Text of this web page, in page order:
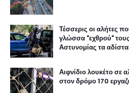
Τέσσερις οι αλήτες
γλώσσα "εχθρού"
Αστυνομίας τα
Αιφνίδιο λουκέτο σε
στον δρόμο 170